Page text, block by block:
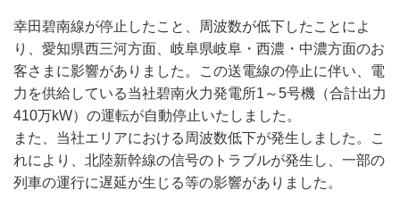
幸田碧南線が停止したこと、周波数が低下したことによ
り、愛知県西三河方面、岐阜県岐阜・西濃・中濃方面のお
客さまに影響がありました。この送電線の停止に伴い、電
力を供給している当社碧南火力発電所1～5号機（合計出力
410万kW）の運転が自動停止いたしました。
また、当社エリアにおける周波数低下が発生しました。こ
れにより、北陸新幹線の信号のトラブルが発生し、一部の
列車の運行に遅延が生じる等の影響がありました。